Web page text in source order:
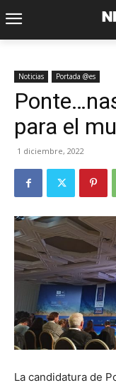
Noticias Portada @es
para el
1 diciembre, 2022
La candidatura de